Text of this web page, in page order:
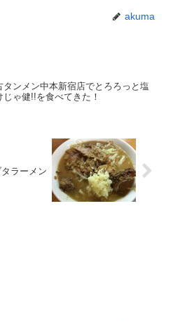
akuma
タンメン中本新宿店でとろろっと塩
じゃ健!!を食べてきた！
ラーメン